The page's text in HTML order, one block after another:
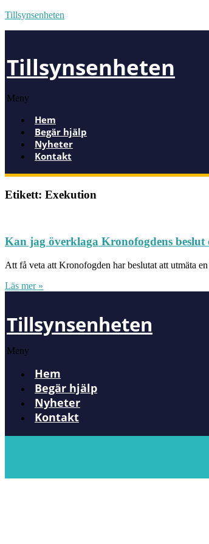
Tillsynsenheten
Tillsynsenheten
Meny
Hem
Begär hjälp
Nyheter
Kontakt
Etikett: Exekution
Kan jag överklaga Kronofogdens
Att få veta att Kronofogden har beslutat att utmäta
Läs mer »
Tillsynsenheten
Meny
Hem
Begär hjälp
Nyheter
Kontakt